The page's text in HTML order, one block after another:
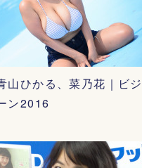
山ひかる、菜乃花｜ビジ
ン2016